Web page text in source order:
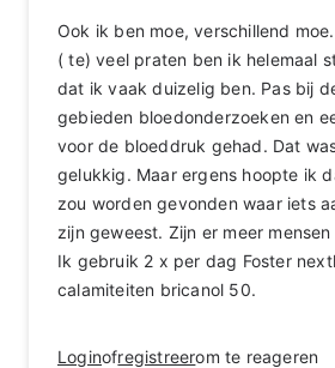
Ook ik ben moe, verschillend
( te) veel praten ben ik helemaal
dat ik vaak duizelig ben. Pas bij
gebieden bloedonderzoeken en
voor de bloeddruk gehad. Dat
gelukkig. Maar ergens hoopte ik
zou worden gevonden waar iets
zijn geweest. Zijn er meer
Ik gebruik 2 x per dag Foster
calamiteiten bricanol 50.
Loginofregistreerom te reageren